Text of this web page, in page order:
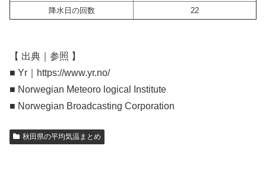
降水日の回数
22
【 出典｜参照 】
■ Yr｜https://www.yr.no/
■ Norwegian Meteoro logical Institute
■ Norwegian Broadcasting Corporation
秋田県の平均気温まとめ